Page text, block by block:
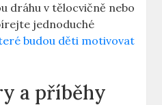
dráhu v tělocvičně nebo
jednoduché​
budou děti motivovat
a příběhy